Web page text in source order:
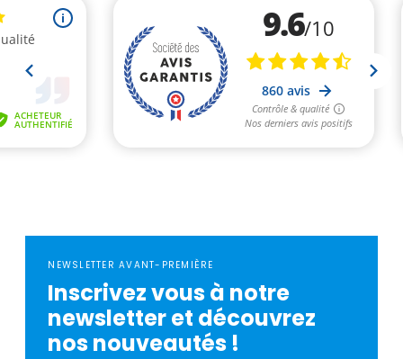
NEWSLETTER AVANT-PREMIÈRE
Inscrivez vous à notre
newsletter et découvrez
nos nouveautés !